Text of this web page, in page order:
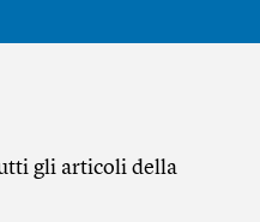
gli articoli della